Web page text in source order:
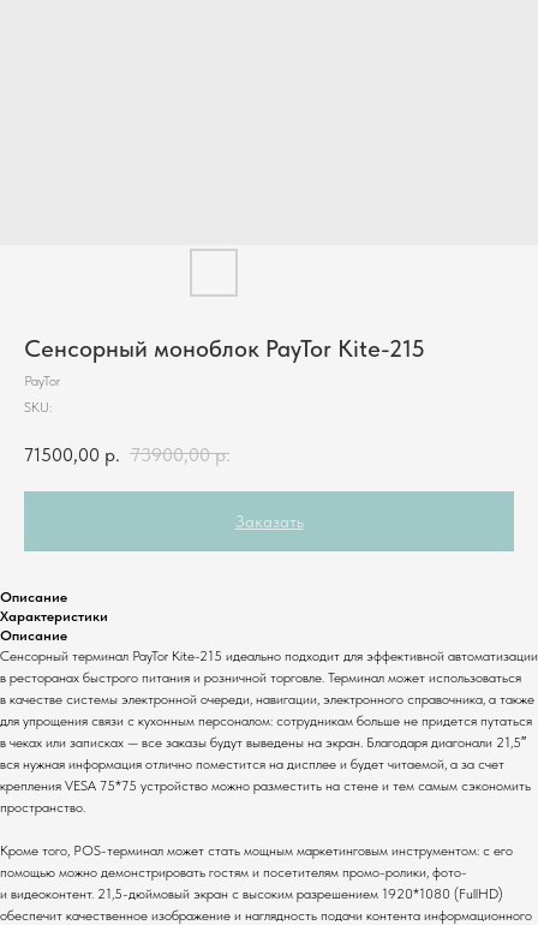
Сенсорный моноблок PayTor Kite-215
PayTor
SKU:
71500,00 р. 73900,00 р.
Заказать
Описание
Характеристики
Описание
Сенсорный терминал PayTor Kite-215 идеально подходит для эффективной автоматизации
в ресторанах быстрого питания и розничной торговле. Терминал может использоваться
в качестве системы электронной очереди, навигации, электронного справочника, а также
для упрощения связи с кухонным персоналом: сотрудникам больше не придется путаться
в чеках или записках — все заказы будут выведены на экран. Благодаря диагонали 21,5″
вся нужная информация отлично поместится на дисплее и будет читаемой, а за счет
крепления VESA 75*75 устройство можно разместить на стене и тем самым сэкономить
пространство.
Кроме того, POS-терминал может стать мощным маркетинговым инструментом: с его
помощью можно демонстрировать гостям и посетителям промо-ролики, фото-
и видеоконтент. 21,5-дюймовый экран с высоким разрешением 1920*1080 (FullHD)
обеспечит качественное изображение и наглядность подачи контента информационного